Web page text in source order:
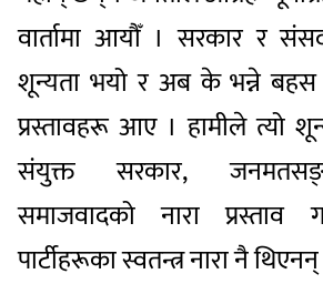
वार्तामा आयौँ । सरकार र
शून्यता भयो र अब के भन्ने
प्रस्तावहरू आए । हामीले त्यो
संयुक्त सरकार,
समाजवादको नारा प्रस्ताव
पार्टीहरूका स्वतन्त्र नारा नै थिएनन्